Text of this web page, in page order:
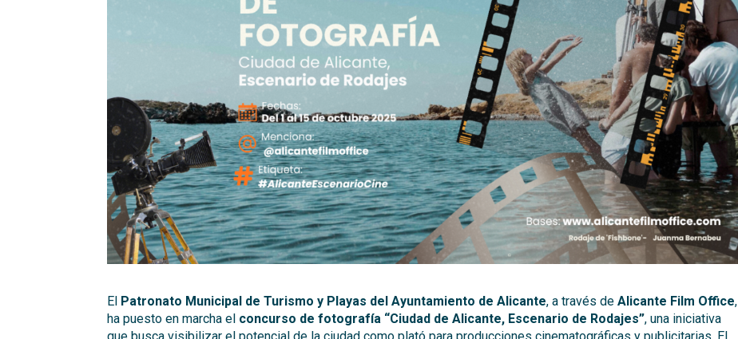
El Patronato Municipal de Turismo y Playas del Ayuntamiento de Alicante, a través de Alicante Film Office,
ha puesto en marcha el concurso de fotografía “Ciudad de Alicante, Escenario de Rodajes”, una iniciativa